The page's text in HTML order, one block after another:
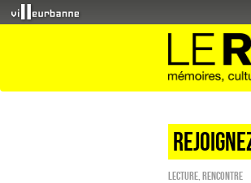
Lecture Rencontre